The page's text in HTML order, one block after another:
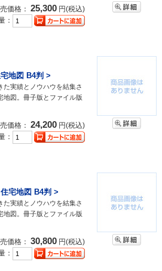
価格： 25,300 円(税込)
：
地図 B4判 >
た実績とノウハウを結集さ
地図。冊子版とファイル版
価格： 24,200 円(税込)
：
宅地図 B4判 >
た実績とノウハウを結集さ
地図。冊子版とファイル版
価格： 30,800 円(税込)
：